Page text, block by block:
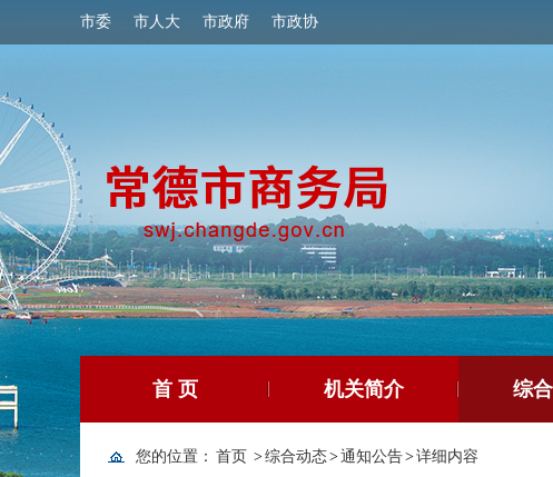
市委 市人大 市政府 市政协
首 页 机关简介 综
您的位置： 首页 >综合动态>通知公告>详细内容